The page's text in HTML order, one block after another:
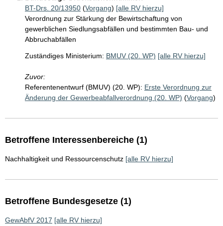
BT-Drs. 20/13950 (Vorgang) [alle RV hierzu]
Verordnung zur Stärkung der Bewirtschaftung von
gewerblichen Siedlungsabfällen und bestimmten Bau- und
Abbruchabfällen
Zuständiges Ministerium: BMUV (20. WP) [alle RV hierzu]
Zuvor:
Referentenentwurf (BMUV) (20. WP): Erste Verordnung zur
Änderung der Gewerbeabfallverordnung (20. WP) (Vorgang)
Betroffene Interessenbereiche (1)
Nachhaltigkeit und Ressourcenschutz [alle RV hierzu]
Betroffene Bundesgesetze (1)
GewAbfV 2017 [alle RV hierzu]